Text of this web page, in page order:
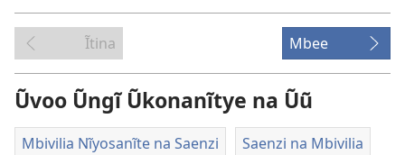
Ĩtina Mbee
Ũvoo Ũngĩ Ũkonanĩtye na Ũũ
Mbivilia Nĩyosanĩte na Saenzi Saenzi na Mbivilia